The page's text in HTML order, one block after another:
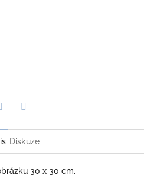
Diskuze
30 x 30 cm.